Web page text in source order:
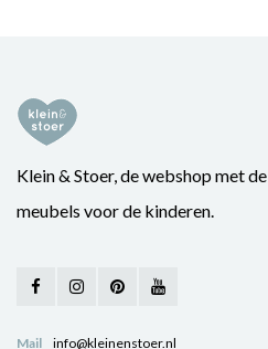
Klein & Stoer, de webshop met
meubels voor de kinderen.
Mail info@kleinenstoer.nl